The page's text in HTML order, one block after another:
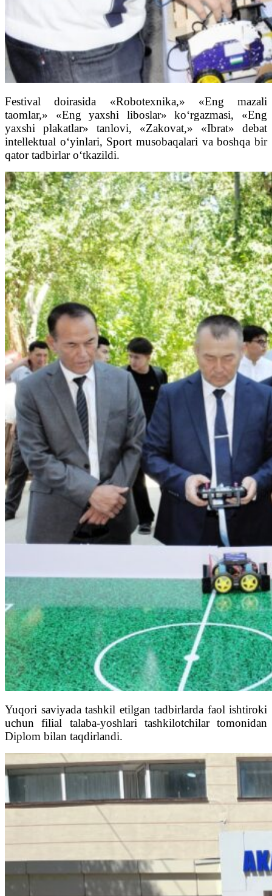
Festival doirasida «Robotexnika,» «Eng mazali
taomlar,» «Eng yaxshi liboslar» ko‘rgazmasi, «Eng
yaxshi plakatlar» tanlovi, «Zakovat,» «Ibrat» debat
intellektual o‘yinlari, Sport musobaqalari va boshqa bir
qator tadbirlar o‘tkazildi.
Yuqori saviyada tashkil etilgan tadbirlarda faol ishtiroki
uchun filial talaba-yoshlari tashkilotchilar tomonidan
Diplom bilan taqdirlandi.